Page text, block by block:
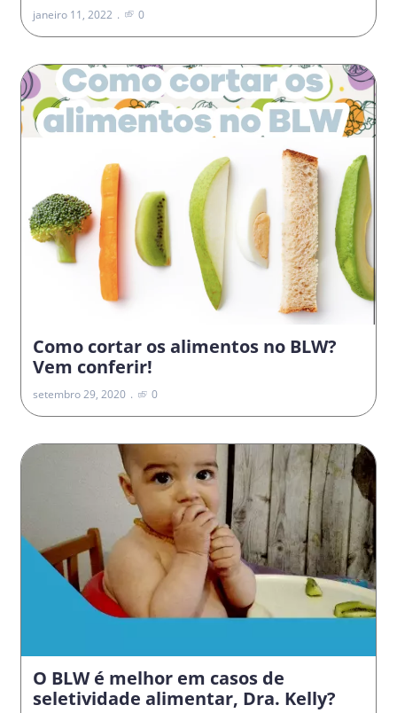
janeiro 11, 2022 0
Como cortar os alimentos no BLW?
Vem conferir!
setembro 29, 2020 0
O BLW é melhor em casos de
seletividade alimentar, Dra. Kelly?